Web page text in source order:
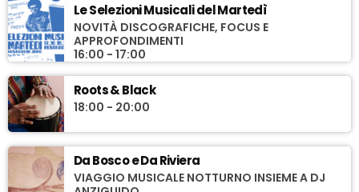
Le Selezioni Musicali del Martedì
NOVITÀ DISCOGRAFICHE, FOCUS E
APPROFONDIMENTI
16:00 - 17:00
Roots & Black
18:00 - 20:00
Da Bosco e Da Riviera
VIAGGIO MUSICALE NOTTURNO INSIEME A DJ